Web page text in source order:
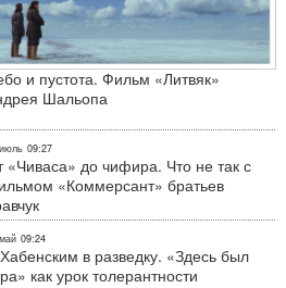
и пустота. Фильм «Литвяк»
Шальопа
09:27
«Чиваса» до чифира. Что не так с
«Коммерсант» братьев
09:24
в разведку. «Здесь был
как урок толерантности